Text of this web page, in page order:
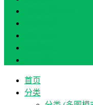
首页
分类